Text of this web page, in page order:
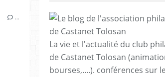
…
La vie et l'actualité du club
de Castanet Tolosan
bourses,....). conférences sur